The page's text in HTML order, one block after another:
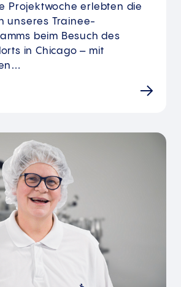
Projektwoche erlebten die
unseres Trainee-
beim Besuch des
in Chicago – mit